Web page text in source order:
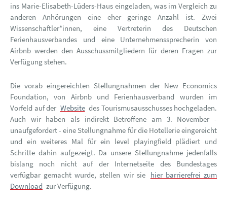
ins Marie-Elisabeth-Lüders-Haus eingeladen, was im Vergleich zu
anderen Anhörungen eine eher geringe Anzahl ist. Zwei
Wissenschaftler*innen, eine Vertreterin des Deutschen
Ferienhausverbandes und eine Unternehmenssprecherin von
Airbnb werden den Ausschussmitgliedern für deren Fragen zur
Verfügung stehen.
Die vorab eingereichten Stellungnahmen der New Economics
Foundation, von Airbnb und Ferienhausverband wurden im
Vorfeld auf der Website des Tourismusausschusses hochgeladen.
Auch wir haben als indirekt Betroffene am 3. November -
unaufgefordert - eine Stellungnahme für die Hotellerie eingereicht
und ein weiteres Mal für ein level playingfield plädiert und
Schritte dahin aufgezeigt. Da unsere Stellungnahme jedenfalls
bislang noch nicht auf der Internetseite des Bundestages
verfügbar gemacht wurde, stellen wir sie hier barrierefrei zum
Download zur Verfügung.